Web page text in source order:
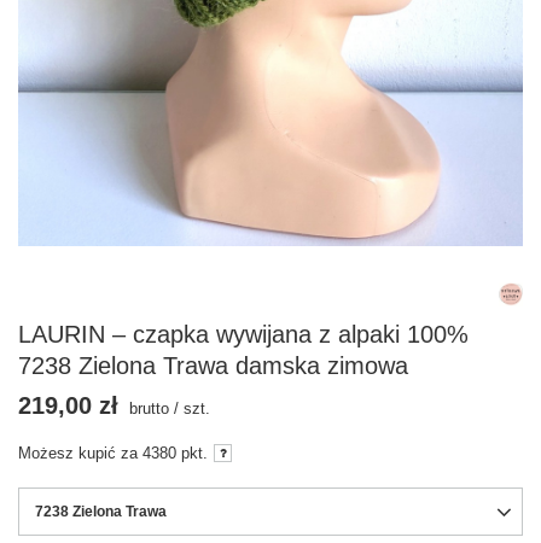
LAURIN – czapka wywijana z alpaki 100%
7238 Zielona Trawa damska zimowa
7238 Zielona Trawa
219,00 zł brutto / szt.
Możesz kupić za 4380 pkt.